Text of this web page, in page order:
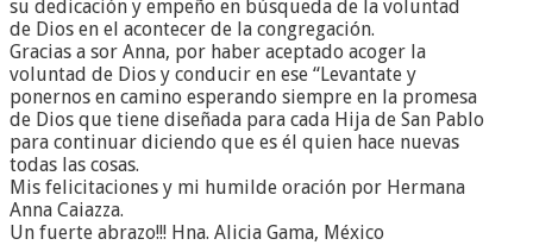
su dedicación y empeño en búsqueda de la voluntad
de Dios en el acontecer de la congregación.
Gracias a sor Anna, por haber aceptado acoger la
voluntad de Dios y conducir en ese “Levantate y
ponernos en camino esperando siempre en la promesa
de Dios que tiene diseñada para cada Hija de San Pablo
para continuar diciendo que es él quien hace nuevas
todas las cosas.
Mis felicitaciones y mi humilde oración por Hermana
Anna Caiazza.
Un fuerte abrazo!!! Hna. Alicia Gama, México